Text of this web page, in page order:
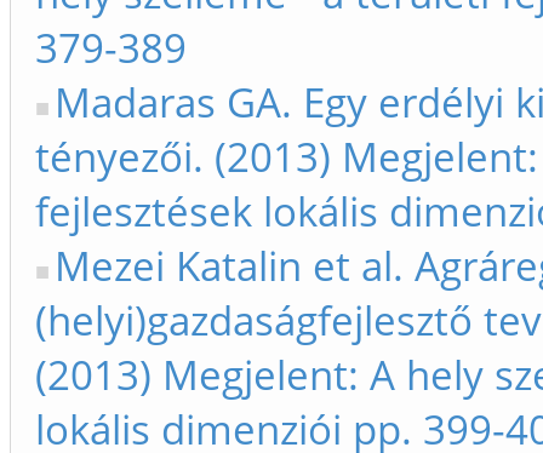
379-389
Madaras GA. Egy erdélyi
tényezői. (2013)
fejlesztések lokális
Mezei Katalin et al.
(helyi)gazdaságfejlesztő
(2013) Megjelent: A hely
lokális dimenziói pp. 399-